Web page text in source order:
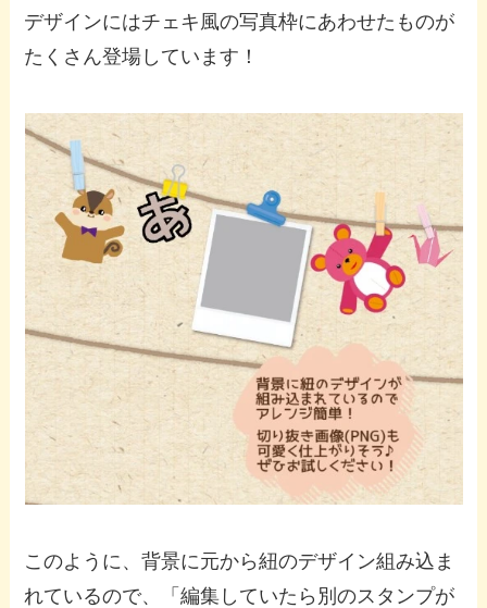
デザインにはチェキ風の写真枠にあわせたものが
たくさん登場しています！
このように、背景に元から紐のデザイン組み込ま
れているので、「編集していたら別のスタンプが